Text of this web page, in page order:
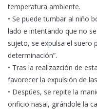
temperatura ambiente.
• Se puede tumbar al niño
lado e intentando que no
sujeto, se expulsa el suero
determinación”.
• Tras la realizazción de
favorecer la expulsión de
• Despúes, se repite la
orificio nasal, girándole la